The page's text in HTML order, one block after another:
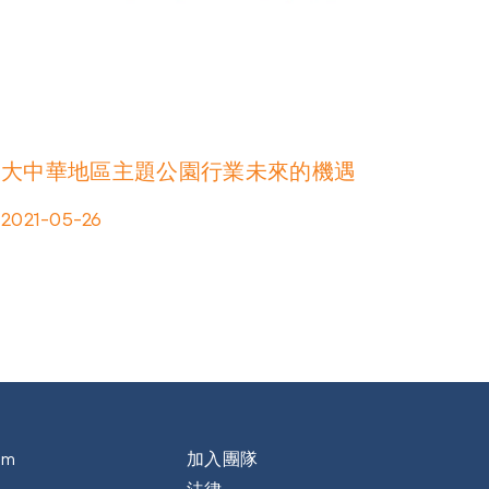
大中華地區主題公園行業未來的機遇
2021-05-26
加入團隊